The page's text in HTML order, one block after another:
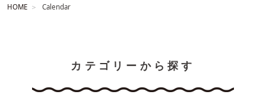
HOME Calendar
カテゴリーから探す